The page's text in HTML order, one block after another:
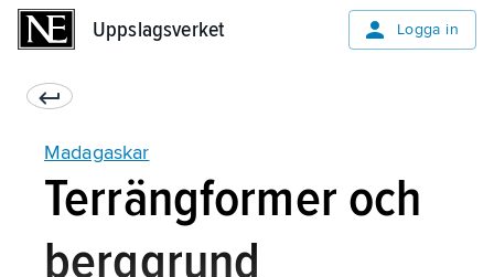
Uppslagsverket Logga in
Madagaskar
Terrängformer och
berggrund